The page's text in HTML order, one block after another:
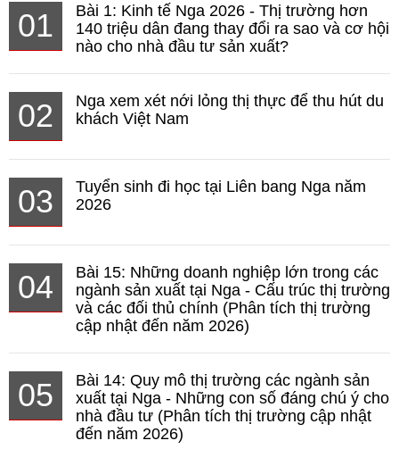
01
Bài 1: Kinh tế Nga 2026 - Thị trường hơn
140 triệu dân đang thay đổi ra sao và cơ hội
nào cho nhà đầu tư sản xuất?
02
Nga xem xét nới lỏng thị thực để thu hút du
khách Việt Nam
03
Tuyển sinh đi học tại Liên bang Nga năm
2026
04
Bài 15: Những doanh nghiệp lớn trong các
ngành sản xuất tại Nga - Cấu trúc thị trường
và các đối thủ chính (Phân tích thị trường
cập nhật đến năm 2026)
05
Bài 14: Quy mô thị trường các ngành sản
xuất tại Nga - Những con số đáng chú ý cho
nhà đầu tư (Phân tích thị trường cập nhật
đến năm 2026)